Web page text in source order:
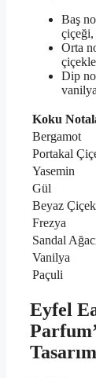
Baş
çiçeği,
Orta
Dip
Koku
Bergamot
Portakal
Yasemin
Gül
Beyaz
Frezya
Sandal
Vanilya
Paçuli
Eyfel